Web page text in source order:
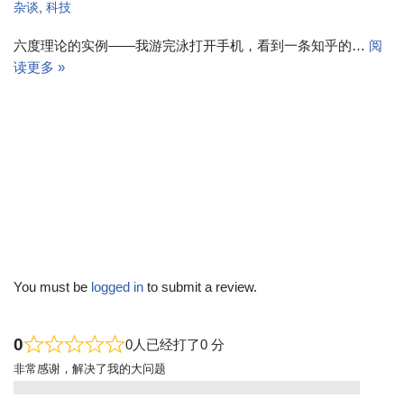
杂谈, 科技
六度理论的实例——我游完泳打开手机，看到一条知乎的… 阅
读更多 »
You must be logged in to submit a review.
0 0人已经打了0 分
非常感谢，解决了我的大问题